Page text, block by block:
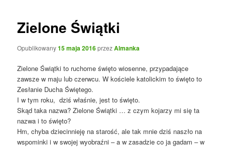
Zielone Świątki
Opublikowany15 maja 2016przezAlmanka
Zielone Świątki to ruchome święto wiosenne, przypadające
zawsze w maju lub czerwcu. W kościele katolickim to święto to
Zesłanie Ducha Świętego.
I w tym roku, dziś właśnie, jest to święto.
Skąd taka nazwa? Zielone Świątki … z czym kojarzy mi się ta
nazwa i to święto?
Hm, chyba dziecinnieję na starość, ale tak mnie dziś naszło na
wspominki i w swojej wyobraźni – a w zasadzie co ja gadam – w